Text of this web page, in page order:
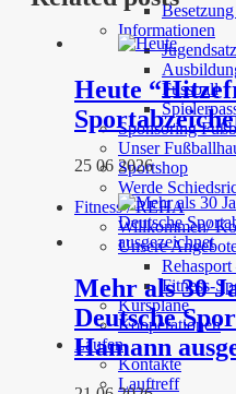
Informationen
Fussball
Sponsoring
Unser
Sportshop
Werde
Fitness / REHA
Willkommen/
Unsere
Fitness-
Kurspläne
Kooperationen
Laufen
Kontakte
Lauftreff
Heute
25 06 2026
Mehr als 30
Deutsche
Hamann